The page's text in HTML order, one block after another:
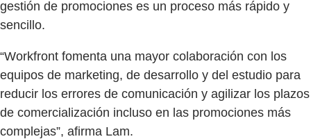
gestión de promociones es un proceso más rápido y
sencillo.
“Workfront fomenta una mayor colaboración con los
equipos de marketing, de desarrollo y del estudio para
reducir los errores de comunicación y agilizar los plazos
de comercialización incluso en las promociones más
complejas”, afirma Lam.